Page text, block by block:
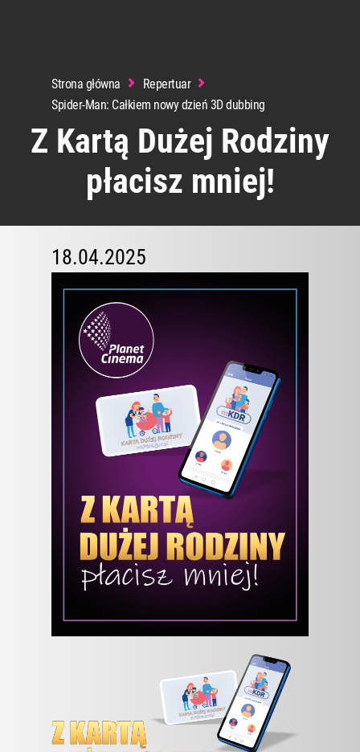
Strona główna
Repertuar
Spider-Man: Całkiem nowy dzień 3D dubbing
Z Kartą Dużej Rodziny
płacisz mniej!
18.04.2025